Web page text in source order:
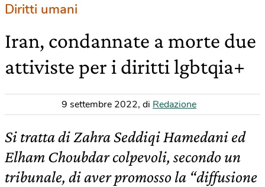
Diritti umani
Iran, condannate a morte due
attiviste per i diritti lgbtqia+
9 settembre 2022, di Redazione
Si tratta di Zahra Seddiqi Hamedani ed
Elham Choubdar colpevoli, secondo un
tribunale, di aver promosso la “diffusione